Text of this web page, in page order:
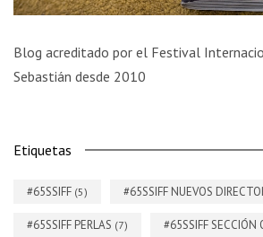
Blog acreditado por el Festival
Sebastián desde 2010
Etiquetas
#65SSIFF (5) #65SSIFF NUEVOS
#65SSIFF PERLAS (7) #65SSIFF SECCIÓN